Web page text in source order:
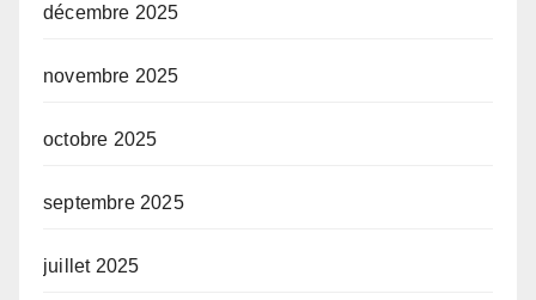
décembre 2025
novembre 2025
octobre 2025
septembre 2025
juillet 2025